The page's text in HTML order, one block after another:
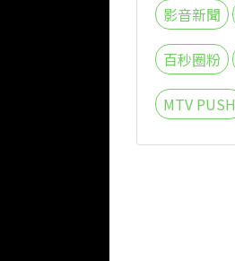
影音新聞
百秒圈粉
MTV PUSH